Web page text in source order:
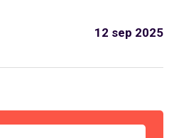
2025 voor PS5, Xbox Series
3 oktober. Pre-orders zijn
12 sep 2025